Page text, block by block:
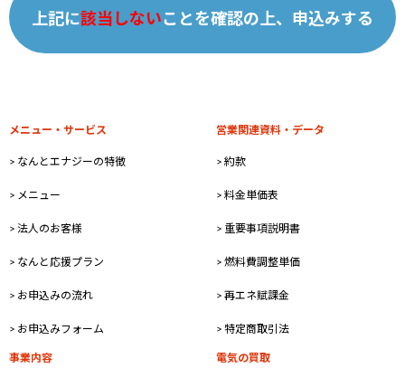
上記に該当しないことを確認の上、申込みする
メニュー・サービス
> なんとエナジーの特徴
> メニュー
> 法人のお客様
> なんと応援プラン
> お申込みの流れ
> お申込みフォーム
営業関連資料・データ
> 約款
> 料金単価表
> 重要事項説明書
> 燃料費調整単価
> 再エネ賦課金
> 特定商取引法
事業内容 電気の買取